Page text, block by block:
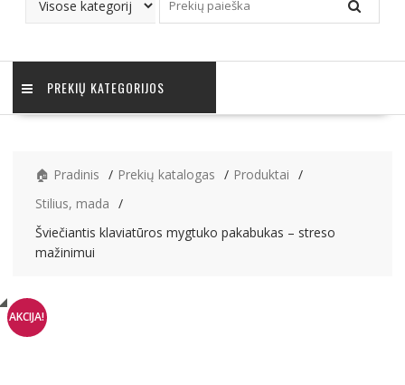
PREKIŲ KATEGORIJOS
🏠 Pradinis Prekių katalogas
Produktai
Stilius, mada
Šviečiantis klaviatūros mygtuko pakabukas – streso
mažinimui
AKCIJA!